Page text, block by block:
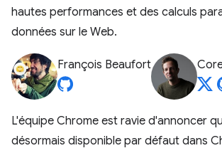
hautes performances et des calculs
données sur le Web.
François Beaufort
L'équipe Chrome est ravie d'annoncer
désormais disponible par défaut dans